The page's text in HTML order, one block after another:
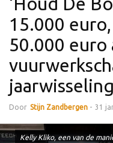
15.000
50.000 euro
jaarwisseling
Door Stijn Zandbergen - 31
Kelly Kliko, een van de